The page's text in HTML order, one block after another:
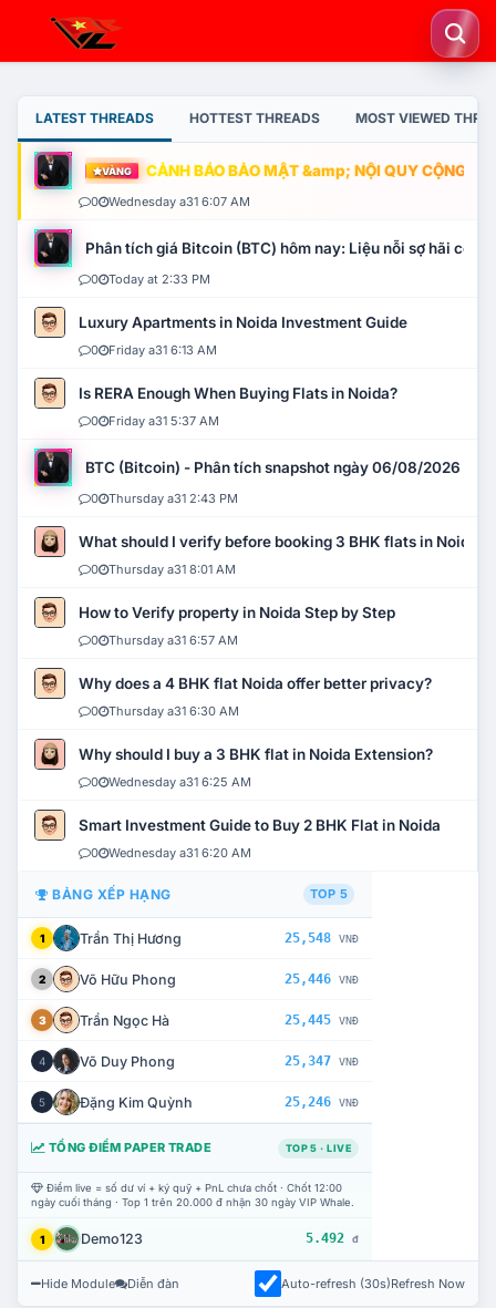
LATEST THREADS HOTTEST THREADS MOST VIEWED
VÀNG CẢNH BÁO BẢO MẬT &amp; NỘI QUY CỘNG
0 Wednesday a31 6:07 AM
Phân tích giá Bitcoin (BTC) hôm nay: Liệu nỗi sợ hãi có
0 Today at 2:33 PM
Luxury Apartments in Noida Investment Guide
0 Friday a31 6:13 AM
Is RERA Enough When Buying Flats in Noida?
0 Friday a31 5:37 AM
BTC (Bitcoin) - Phân tích snapshot ngày 06/08/2026
0 Thursday a31 2:43 PM
What should I verify before booking 3 BHK flats in Noida?
0 Thursday a31 8:01 AM
How to Verify property in Noida Step by Step
0 Thursday a31 6:57 AM
Why does a 4 BHK flat Noida offer better privacy?
0 Thursday a31 6:30 AM
Why should I buy a 3 BHK flat in Noida Extension?
0 Wednesday a31 6:25 AM
Smart Investment Guide to Buy 2 BHK Flat in Noida
0 Wednesday a31 6:20 AM
BẢNG XẾP HẠNG TOP 5
1 Trần Thị Hương 25,548 VNĐ
2 Võ Hữu Phong 25,446 VNĐ
3 Trần Ngọc Hà 25,445 VNĐ
4 Võ Duy Phong 25,347 VNĐ
5 Đặng Kim Quỳnh 25,246 VNĐ
TỔNG ĐIỂM PAPER TRADE TOP 5 · LIVE
Điểm live = số dư ví + ký quỹ + PnL chưa chốt · Chốt 12:00
ngày cuối tháng · Top 1 trên 20.000 đ nhận 30 ngày VIP Whale.
1 Demo123 5.492 đ
Hide Module Diễn đàn Auto-refresh (30s)Refresh Now